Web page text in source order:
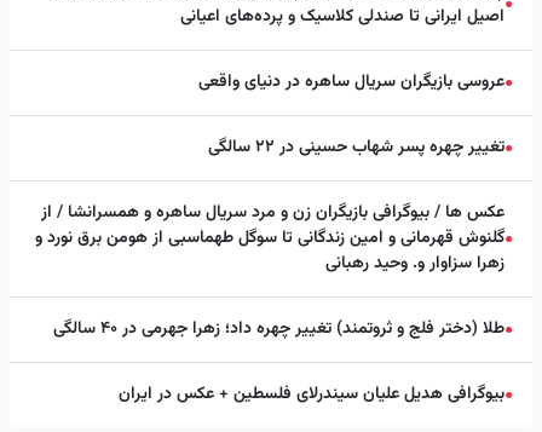
●اصیل ایرانی تا صندلی کلاسیک و پرده‌های اعیانی
●عروسی بازیگران سریال ساهره در دنیای واقعی
●تغییر چهره پسر شهاب حسینی در ۲۲ سالگی
●
عکس ها / بیوگرافی بازیگران زن و مرد سریال ساهره و همسرانشا / از
گلنوش قهرمانی و امین زندگانی تا سوگل طهماسبی از هومن برق نورد و
زهرا سزاوار و. وحید رهبانی
●طلا (دختر فلج و ثروتمند) تغییر چهره داد؛ زهرا جهرمی در ۴۰ سالگی
●بیوگرافی هدیل علیان سیندرلای فلسطین + عکس در ایران